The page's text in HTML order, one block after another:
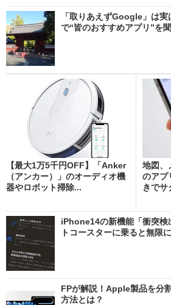
「取りあえずGoogle」は
で“皆のおすすめアプリ”を
【最大1万5千円OFF】「Anker
（アンカー）」のオーディオ機
器やロボット掃除...
地図、
のア
きでサ
iPhone14の新機能「衝突
トコースターに乗ると無限
FPが解説！Apple製品を分
方法とは？